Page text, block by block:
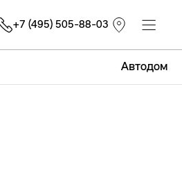
Автодом
+7 (495) 505-88-03